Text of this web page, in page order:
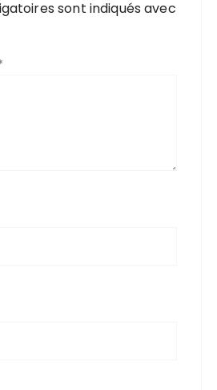
sont indiqués avec